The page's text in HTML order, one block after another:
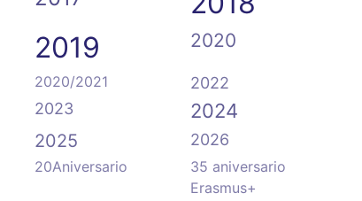
2019
2020
2020/2021
2022
2023
2024
2025 2026
20Aniversario
35 aniversario
Erasmus+